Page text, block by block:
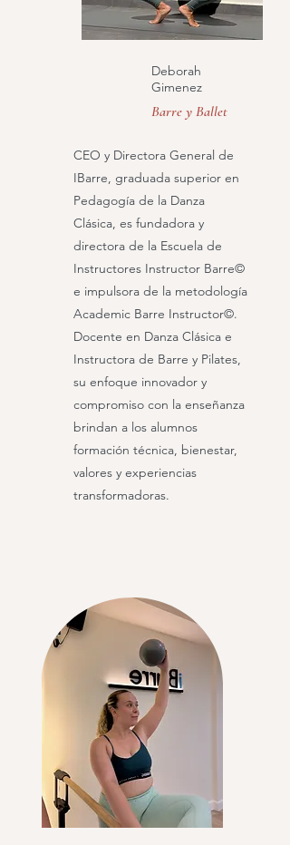
Deborah
Gimenez
Barre y Ballet
CEO y Directora General de
IBarre, graduada superior en
Pedagogía de la Danza
Clásica, es fundadora y
directora de la Escuela de
Instructores Instructor Barre©
e impulsora de la metodología
Academic Barre Instructor©.
Docente en Danza Clásica e
Instructora de Barre y Pilates,
su enfoque innovador y
compromiso con la enseñanza
brindan a los alumnos
formación técnica, bienestar,
valores y experiencias
transformadoras.